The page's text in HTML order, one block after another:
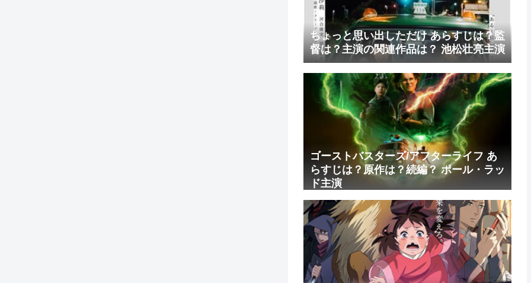
ちょっと思い出しただけ あらすじは？監
督は？主演の関連作品は？ 池松壮亮主演
ゴーストバスターズ/アフターライフ あ
らすじは？原作は？続編？ ポール・ラッ
ド主演